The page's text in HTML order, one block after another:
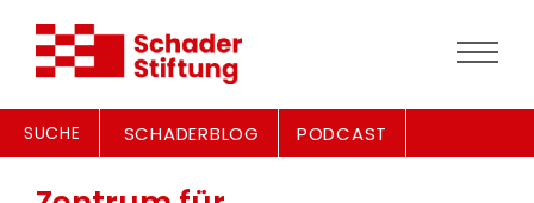
SUCHE SCHADERBLOG PODCAST